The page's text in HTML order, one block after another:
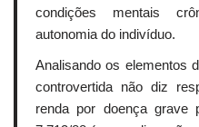
condições mentais
autonomia do indivíduo.
Analisando os elementos
controvertida não diz
renda por doença grave